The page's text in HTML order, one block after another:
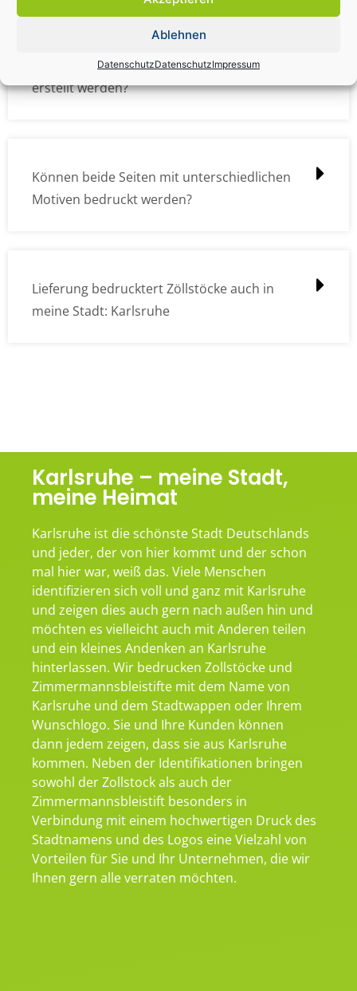
Ablehnen
DatenschutzDatenschutzImpressum
Wie müssen die Druckdateien angelegt /
erstellt werden?
Können beide Seiten mit unterschiedlichen
Motiven bedruckt werden?
Lieferung bedrucktert Zöllstöcke auch in
meine Stadt: Karlsruhe
Karlsruhe – meine Stadt,
meine Heimat
Karlsruhe ist die schönste Stadt Deutschlands
und jeder, der von hier kommt und der schon
mal hier war, weiß das. Viele Menschen
identifizieren sich voll und ganz mit Karlsruhe
und zeigen dies auch gern nach außen hin und
möchten es vielleicht auch mit Anderen teilen
und ein kleines Andenken an Karlsruhe
hinterlassen. Wir bedrucken Zollstöcke und
Zimmermannsbleistifte mit dem Name von
Karlsruhe und dem Stadtwappen oder Ihrem
Wunschlogo. Sie und Ihre Kunden können
dann jedem zeigen, dass sie aus Karlsruhe
kommen. Neben der Identifikationen bringen
sowohl der Zollstock als auch der
Zimmermannsbleistift besonders in
Verbindung mit einem hochwertigen Druck des
Stadtnamens und des Logos eine Vielzahl von
Vorteilen für Sie und Ihr Unternehmen, die wir
Ihnen gern alle verraten möchten.